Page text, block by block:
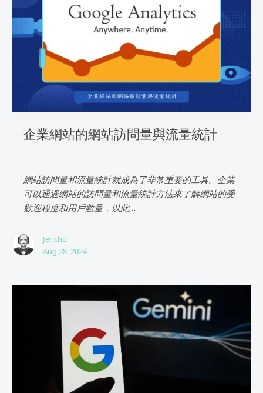
企業網站的網站訪問量與流量統計
網站訪問量和流量統計就成為了非常重要的工具。企業
可以通過網站的訪問量和流量統計方法來了解網站的受
歡迎程度和用戶數量，以此...
Jericho
Aug 28, 2024